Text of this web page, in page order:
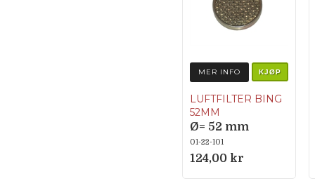
MER INFO KJØP
LUFTFILTER BING
52MM
Ø= 52 mm
Dybde = 10 mm
01-22-101
124,00 kr